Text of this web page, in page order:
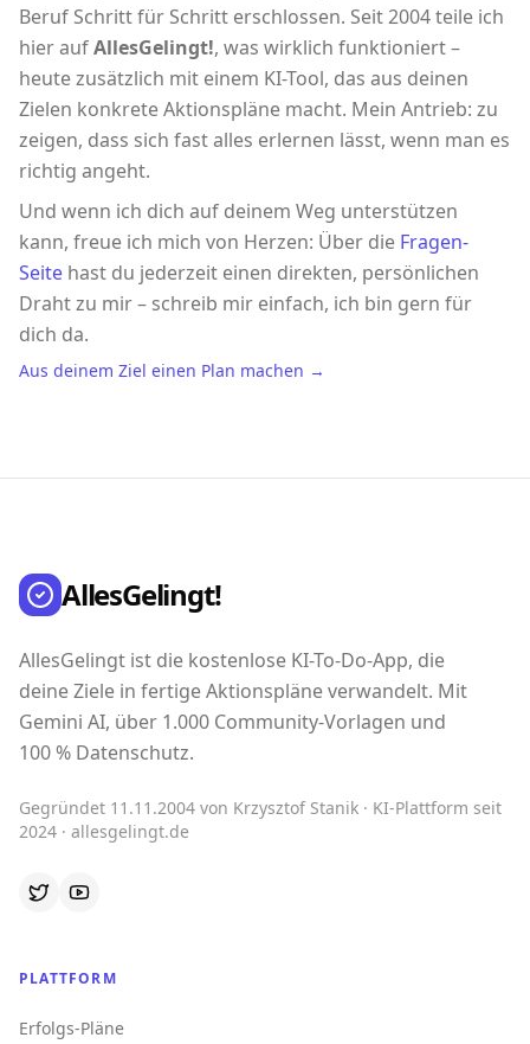
Beruf Schritt für Schritt erschlossen. Seit 2004 teile ich
hier aufAllesGelingt!, was wirklich funktioniert –
heute zusätzlich mit einem KI-Tool, das aus deinen
Zielen konkrete Aktionspläne macht. Mein Antrieb: zu
zeigen, dass sich fast alles erlernen lässt, wenn man es
richtig angeht.
Und wenn ich dich auf deinem Weg unterstützen
kann, freue ich mich von Herzen: Über die Fragen-
Seite hast du jederzeit einen direkten, persönlichen
Draht zu mir – schreib mir einfach, ich bin gern für
dich da.
Aus deinem Ziel einen Plan machen →
AllesGelingt!
AllesGelingt ist die kostenlose KI-To-Do-App, die
deine Ziele in fertige Aktionspläne verwandelt. Mit
Gemini AI, über 1.000 Community-Vorlagen und
100 % Datenschutz.
Gegründet 11.11.2004 von Krzysztof Stanik · KI-Plattform seit
2024 · allesgelingt.de
PLATTFORM
Erfolgs-Pläne